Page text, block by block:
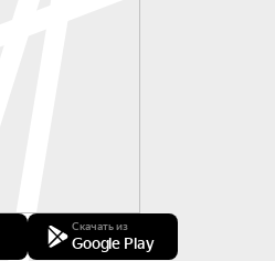
Скачать из
Google Play